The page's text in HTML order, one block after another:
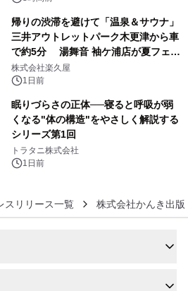
帰りの渋滞を避けて「温泉＆サウナ」
三井アウトレットパーク木更津から車
で約5分 湯舞音 袖ケ浦店が夏フェア
メニューを提供
株式会社楽久屋
1日前
眠りづらさの正体──寝ると呼吸が弱
くなる"体の構造"をやさしく解説する
シリーズ第1回
トラタニ株式会社
1日前
スリリース一覧 株式会社かんき出版